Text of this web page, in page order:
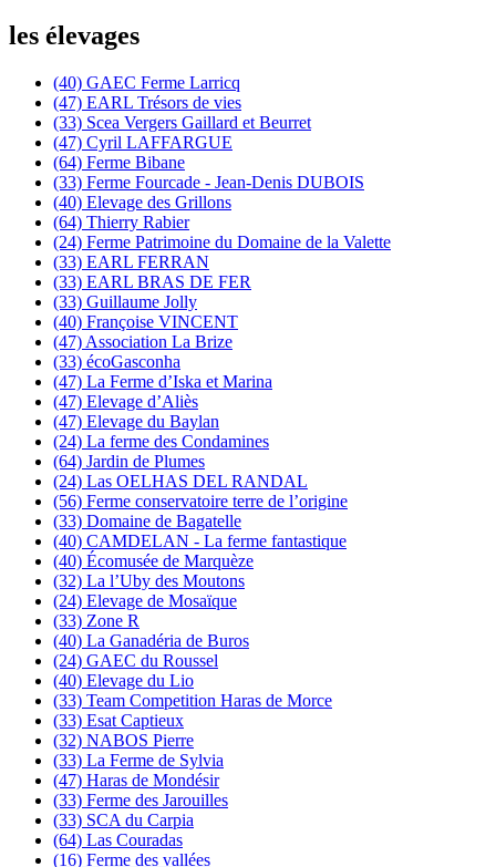
les élevages
(40) GAEC Ferme Larricq
(47) EARL Trésors de vies
(33) Scea Vergers Gaillard et Beurret
(47) Cyril LAFFARGUE
(64) Ferme Bibane
(33) Ferme Fourcade - Jean-Denis DUBOIS
(40) Elevage des Grillons
(64) Thierry Rabier
(24) Ferme Patrimoine du Domaine de la Valette
(33) EARL FERRAN
(33) EARL BRAS DE FER
(33) Guillaume Jolly
(40) Françoise VINCENT
(47) Association La Brize
(33) écoGasconha
(47) La Ferme d’Iska et Marina
(47) Elevage d’Aliès
(47) Elevage du Baylan
(24) La ferme des Condamines
(64) Jardin de Plumes
(24) Las OELHAS DEL RANDAL
(56) Ferme conservatoire terre de l’origine
(33) Domaine de Bagatelle
(40) CAMDELAN - La ferme fantastique
(40) Écomusée de Marquèze
(32) La l’Uby des Moutons
(24) Elevage de Mosaïque
(33) Zone R
(40) La Ganadéria de Buros
(24) GAEC du Roussel
(40) Elevage du Lio
(33) Team Competition Haras de Morce
(33) Esat Captieux
(32) NABOS Pierre
(33) La Ferme de Sylvia
(47) Haras de Mondésir
(33) Ferme des Jarouilles
(33) SCA du Carpia
(64) Las Couradas
(16) Ferme des vallées